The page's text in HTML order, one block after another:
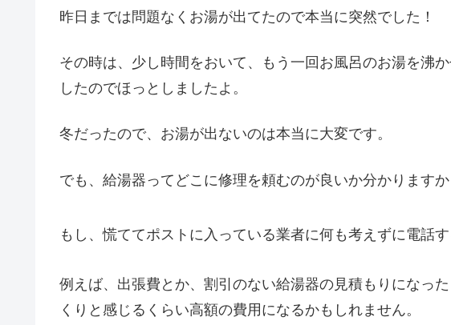
昨日までは問題なくお湯が出てたので本当に突然でした！
その時は、少し時間をおいて、もう一回お風呂のお湯を沸
したのでほっとしましたよ。
冬だったので、お湯が出ないのは本当に大変です。
でも、給湯器ってどこに修理を頼むのが良いか分かりますか
もし、慌ててポストに入っている業者に何も考えずに電話
例えば、出張費とか、割引のない給湯器の見積もりになっ
くりと感じるくらい高額の費用になるかもしれません。